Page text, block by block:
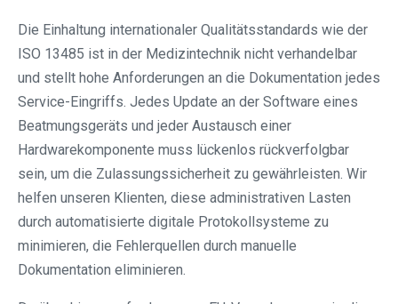
Die Einhaltung internationaler Qualitätsstandards wie der
ISO 13485 ist in der Medizintechnik nicht verhandelbar
und stellt hohe Anforderungen an die Dokumentation jedes
Service-Eingriffs. Jedes Update an der Software eines
Beatmungsgeräts und jeder Austausch einer
Hardwarekomponente muss lückenlos rückverfolgbar
sein, um die Zulassungssicherheit zu gewährleisten. Wir
helfen unseren Klienten, diese administrativen Lasten
durch automatisierte digitale Protokollsysteme zu
minimieren, die Fehlerquellen durch manuelle
Dokumentation eliminieren.